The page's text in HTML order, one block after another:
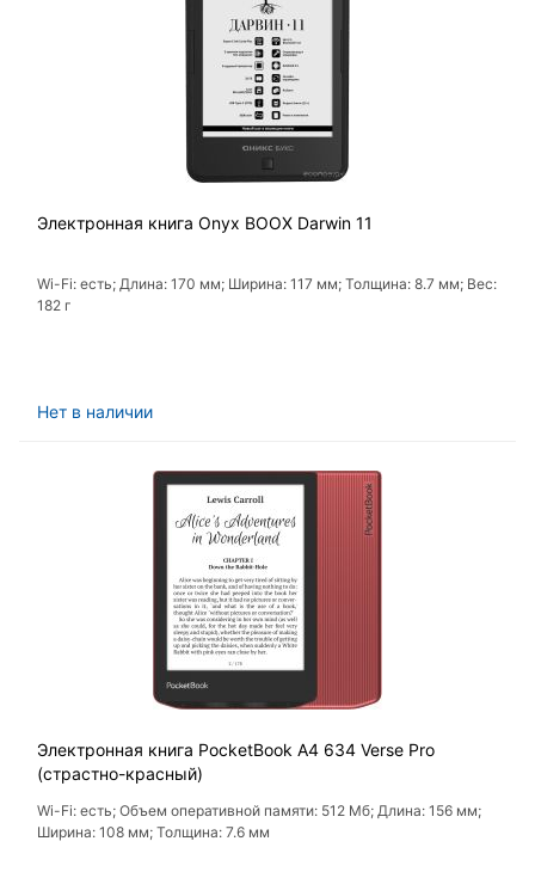
Электронная книга Onyx BOOX Darwin 11
Wi-Fi: есть; Длина: 170 мм; Ширина: 117 мм; Толщина: 8.7 мм; Вес:
182 г
Нет в наличии
Электронная книга PocketBook A4 634 Verse Pro
(страстно-красный)
Wi-Fi: есть; Объем оперативной памяти: 512 Мб; Длина: 156 мм;
Ширина: 108 мм; Толщина: 7.6 мм